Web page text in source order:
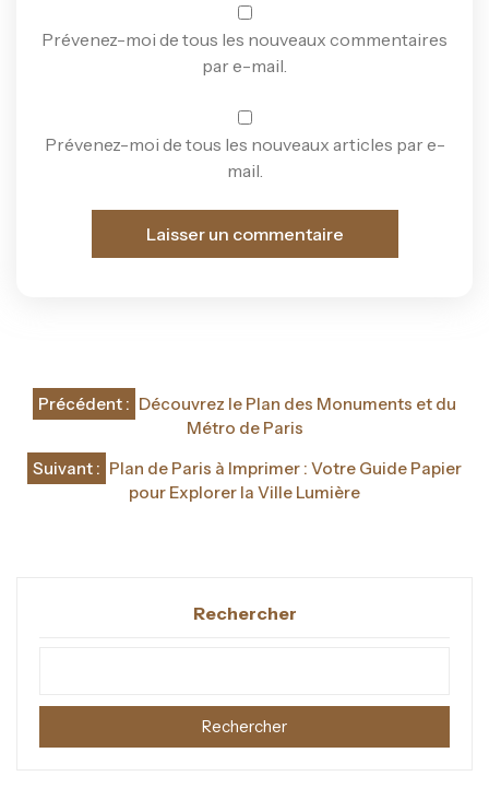
Prévenez-moi de tous les nouveaux commentaires
par e-mail.
Prévenez-moi de tous les nouveaux articles par e-
mail.
Navigation
l’article
Précédent : Découvrez le Plan des Monuments et du
Métro de Paris
Suivant : Plan de Paris à Imprimer : Votre Guide Papier
pour Explorer la Ville Lumière
Rechercher
Rechercher